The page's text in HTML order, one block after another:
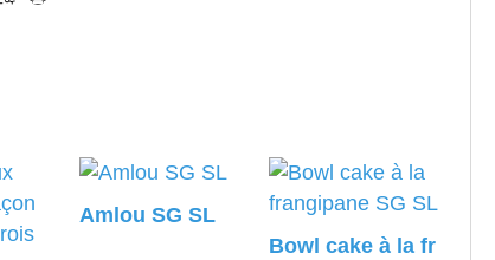
Amlou SG SL
Bowl cake à la fr